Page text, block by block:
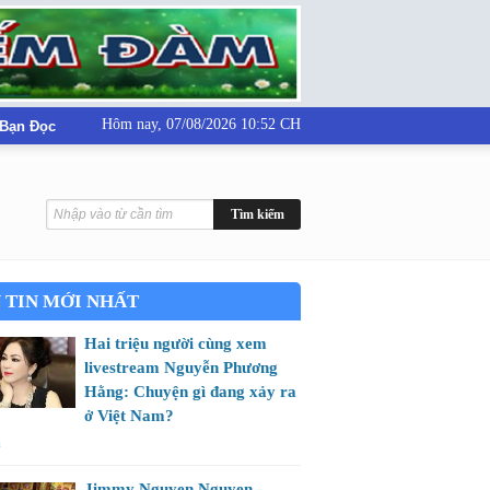
Đọc Hôm nay, 07/08/2026 10:52 CH
TIN MỚI NHẤT
Hai triệu người cùng xem
livestream Nguyễn Phương
Hằng: Chuyện gì đang xảy ra
ở Việt Nam?